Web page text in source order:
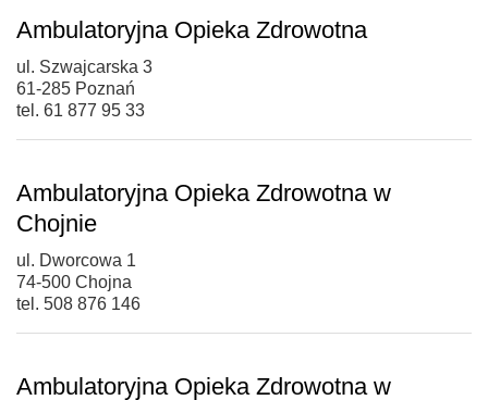
Ambulatoryjna Opieka Zdrowotna
ul. Szwajcarska 3
61-285 Poznań
tel. 61 877 95 33
Ambulatoryjna Opieka Zdrowotna w
Chojnie
ul. Dworcowa 1
74-500 Chojna
tel. 508 876 146
Ambulatoryjna Opieka Zdrowotna w